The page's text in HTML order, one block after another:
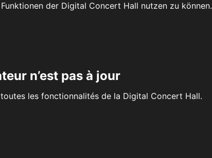
der Digital Concert Hall nutzen zu können.
n’est pas à jour
les fonctionnalités de la Digital Concert Hall.